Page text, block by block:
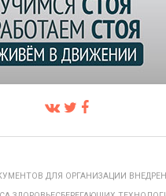
ДЛЯ ОРГАНИЗАЦИИ